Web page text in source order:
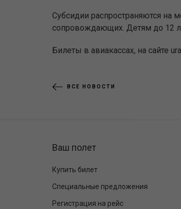
Субсидии распространяются
сопровождающих. Детям до 12
Билеты в авиакассах, на сайте
ВСЕ НОВОСТИ
Ваш полет
Купить билет
Специальные предложения
Регистрация на рейс